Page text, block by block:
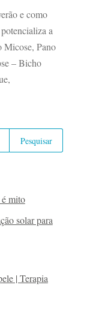
e como
a
Micose, Pano
– Bicho
mito
solar para
| Terapia